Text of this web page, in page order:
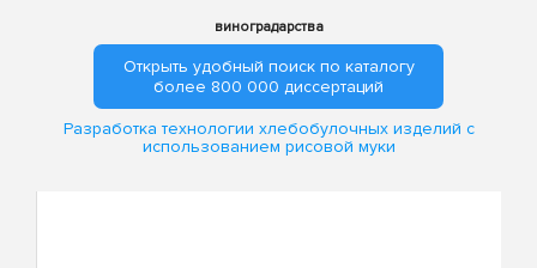
виноградарства
Открыть удобный поиск по каталогу
более 800 000 диссертаций
Разработка технологии хлебобулочных изделий с
использованием рисовой муки